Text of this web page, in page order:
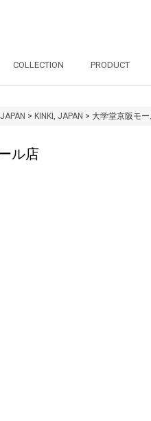
COLLECTION PRODUCT
JAPAN > KINKI, JAPAN > 大学堂京阪モ
ル店